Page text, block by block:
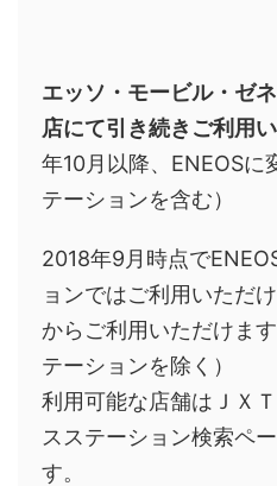
エッソ・モービル・ゼ
店にて引き続きご利用
年10月以降、ENEOSに
テーションを含む）
2018年9月時点で
ョンではご利用いただ
からご利用いただけま
テーションを除く）
利用可能な店舗はＪＸ
スステーション検索ペ
す。